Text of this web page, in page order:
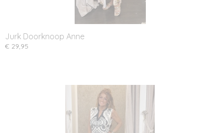
Jurk Doorknoop Anne
€ 29,95